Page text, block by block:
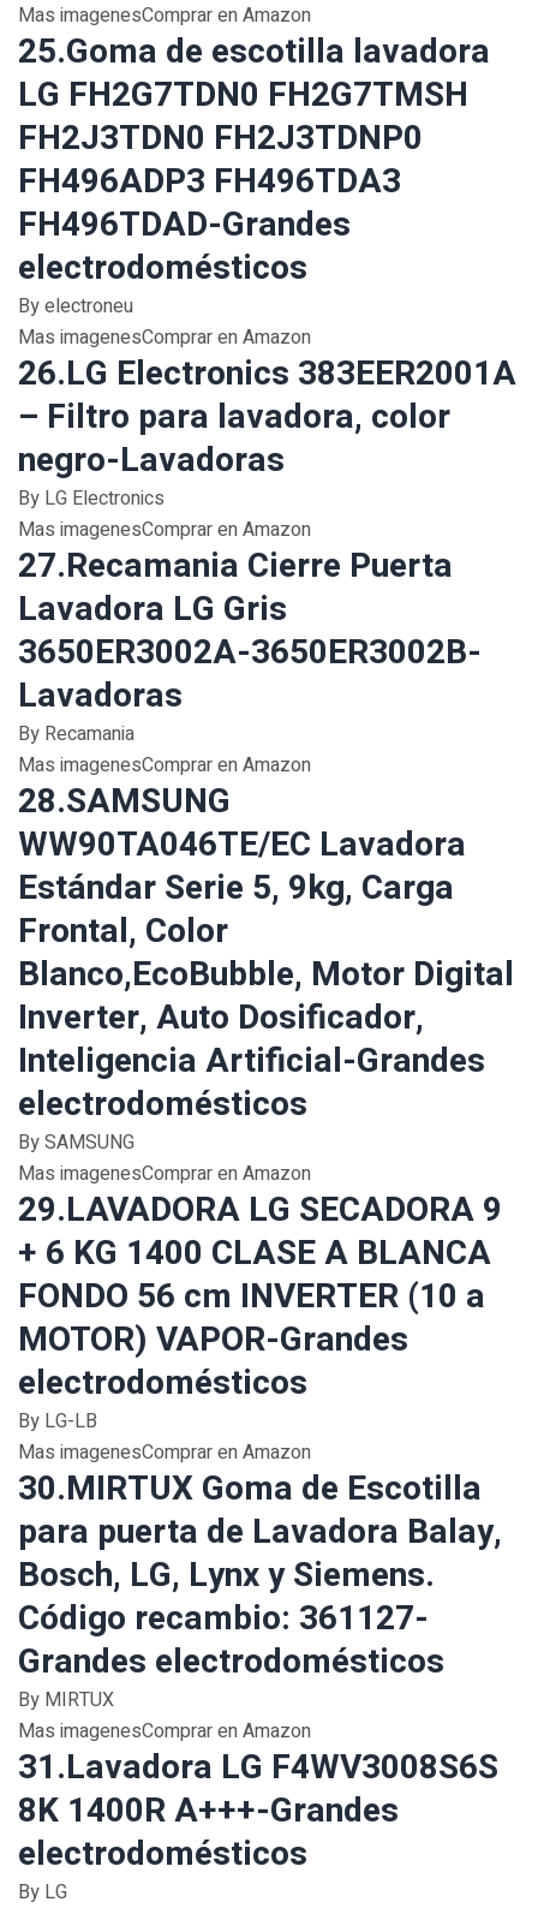
Mas imagenesComprar en Amazon
25.Goma de escotilla lavadora
LG FH2G7TDN0 FH2G7TMSH
FH2J3TDN0 FH2J3TDNP0
FH496ADP3 FH496TDA3
FH496TDAD-Grandes
electrodomésticos
By electroneu
Mas imagenesComprar en Amazon
26.LG Electronics 383EER2001A
– Filtro para lavadora, color
negro-Lavadoras
By LG Electronics
Mas imagenesComprar en Amazon
27.Recamania Cierre Puerta
Lavadora LG Gris
3650ER3002A-3650ER3002B-
Lavadoras
By Recamania
Mas imagenesComprar en Amazon
28.SAMSUNG
WW90TA046TE/EC Lavadora
Estándar Serie 5, 9kg, Carga
Frontal, Color
Blanco,EcoBubble, Motor Digital
Inverter, Auto Dosificador,
Inteligencia Artificial-Grandes
electrodomésticos
By SAMSUNG
Mas imagenesComprar en Amazon
29.LAVADORA LG SECADORA 9
+ 6 KG 1400 CLASE A BLANCA
FONDO 56 cm INVERTER (10 a
MOTOR) VAPOR-Grandes
electrodomésticos
By LG-LB
Mas imagenesComprar en Amazon
30.MIRTUX Goma de Escotilla
para puerta de Lavadora Balay,
Bosch, LG, Lynx y Siemens.
Código recambio: 361127-
Grandes electrodomésticos
By MIRTUX
Mas imagenesComprar en Amazon
31.Lavadora LG F4WV3008S6S
8K 1400R A+++-Grandes
electrodomésticos
By LG